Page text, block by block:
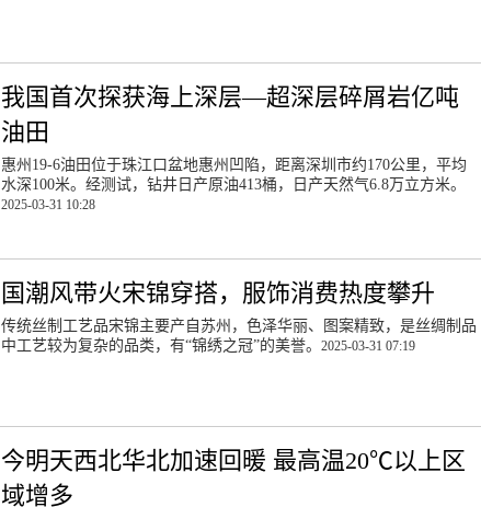
我国首次探获海上深层—超深层碎屑岩亿吨
油田
惠州19-6油田位于珠江口盆地惠州凹陷，距离深圳市约170公里，平均
水深100米。经测试，钻井日产原油413桶，日产天然气6.8万立方米。
2025-03-31 10:28
国潮风带火宋锦穿搭，服饰消费热度攀升
传统丝制工艺品宋锦主要产自苏州，色泽华丽、图案精致，是丝绸制品
中工艺较为复杂的品类，有“锦绣之冠”的美誉。2025-03-31 07:19
今明天西北华北加速回暖 最高温20℃以上区
域增多